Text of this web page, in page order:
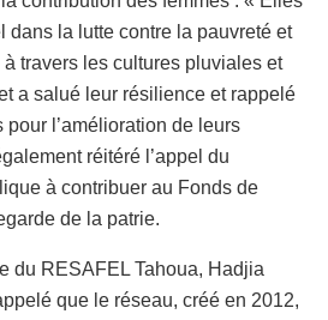
dans la lutte contre la pauvreté et
à travers les cultures pluviales et
a salué leur résilience et rappelé
pour l’amélioration de leurs
réitéré l’appel du
à contribuer au Fonds de
de la patrie.
du RESAFEL Tahoua, Hadjia
que le réseau, créé en 2012,